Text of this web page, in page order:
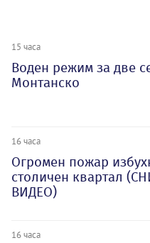
15 часа
Воден режим за две
Монтанско
16 часа
Огромен пожар
столичен квартал
ВИДЕО)
16 часа